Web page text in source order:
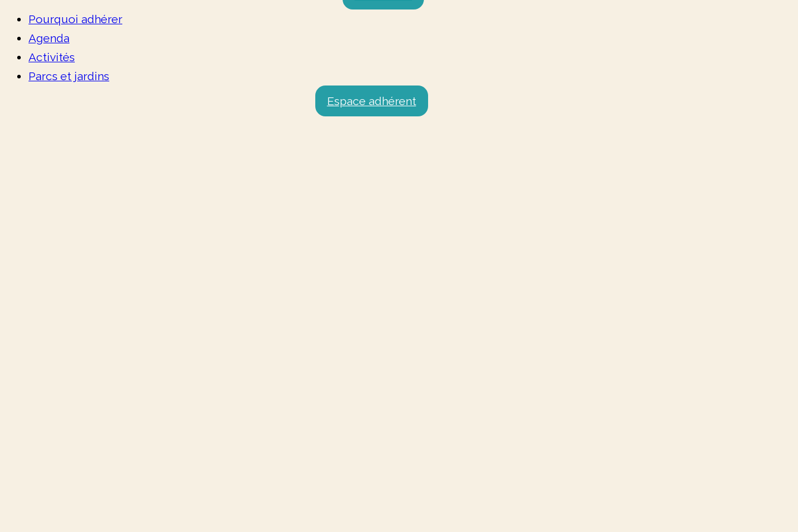
Pourquoi adhérer
Agenda
Activités
Parcs et jardins
Espace adhérent